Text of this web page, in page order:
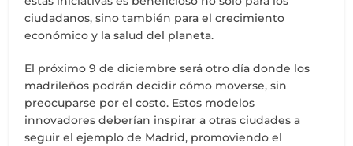
ciudadanos, sino también para el crecimiento
económico y la salud del planeta.
El próximo 9 de diciembre será otro día donde los
madrileños podrán decidir cómo moverse, sin
preocuparse por el costo. Estos modelos
innovadores deberían inspirar a otras ciudades a
seguir el ejemplo de Madrid, promoviendo el